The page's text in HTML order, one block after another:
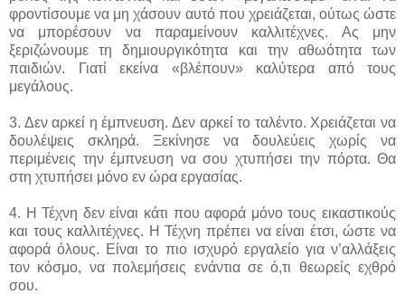
φροντίσουμε να μη χάσουν αυτό που χρειάζεται, ούτως ώστε
να μπορέσουν να παραμείνουν καλλιτέχνες. Ας μην
ξεριζώνουμε τη δημιουργικότητα και την αθωότητα των
παιδιών. Γιατί εκείνα «βλέπουν» καλύτερα από τους
μεγάλους.
3. Δεν αρκεί η έμπνευση. Δεν αρκεί το ταλέντο. Χρειάζεται να
δουλέψεις σκληρά. Ξεκίνησε να δουλεύεις χωρίς να
περιμένεις την έμπνευση να σου χτυπήσει την πόρτα. Θα
στη χτυπήσει μόνο εν ώρα εργασίας.
4. Η Τέχνη δεν είναι κάτι που αφορά μόνο τους εικαστικούς
και τους καλλιτέχνες. Η Τέχνη πρέπει να είναι έτσι, ώστε να
αφορά όλους. Είναι το πιο ισχυρό εργαλείο για ν’αλλάξεις
τον κόσμο, να πολεμήσεις ενάντια σε ό,τι θεωρείς εχθρό
σου.